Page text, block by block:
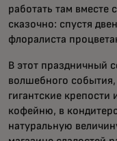
работать там вместе
сказочно: спустя
флоралиста
В этот праздничный
волшебного
гигантские крепости
кофейню, в
натуральную